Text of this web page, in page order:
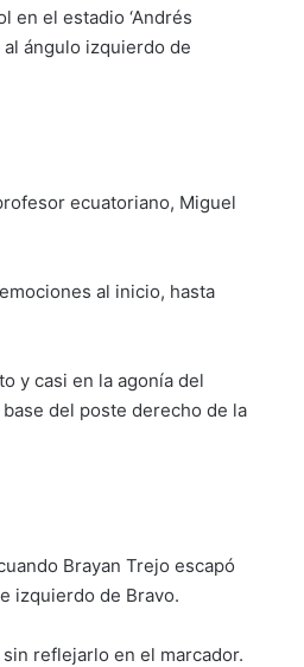
en el estadio ‘Andrés
al ángulo izquierdo de
ecuatoriano, Miguel
al inicio, hasta
y casi en la agonía del
del poste derecho de la
Brayan Trejo escapó
izquierdo de Bravo.
reflejarlo en el marcador.